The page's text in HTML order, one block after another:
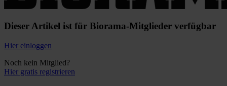
Dieser Artikel ist für Biorama-Mitglieder verfügbar
Hier einloggen
Noch kein Mitglied?
Hier gratis registrieren